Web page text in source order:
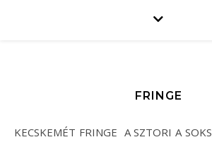
FRINGE
KECSKEMÉT FRINGE A SZTORI A SOKSZÍNŰ KECSKEMÉT